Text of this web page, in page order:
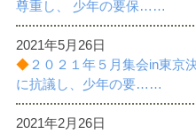
尊重し、 少年の要保……
2021年5月26日
◆ ２０２１年５月集会in東京
に抗議し、少年の要……
2021年2月26日